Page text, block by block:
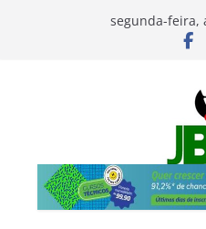
segunda-feira,